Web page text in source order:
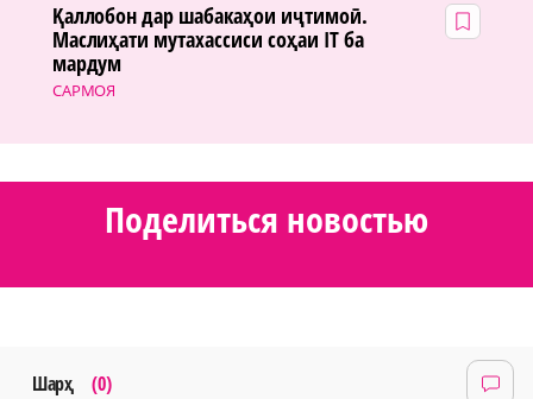
САРМОЯ
Қаллобон дар шабакаҳои иҷтимоӣ.
Маслиҳати мутахассиси соҳаи IT ба
мардум
Поделиться новостью
Шарҳ (0)